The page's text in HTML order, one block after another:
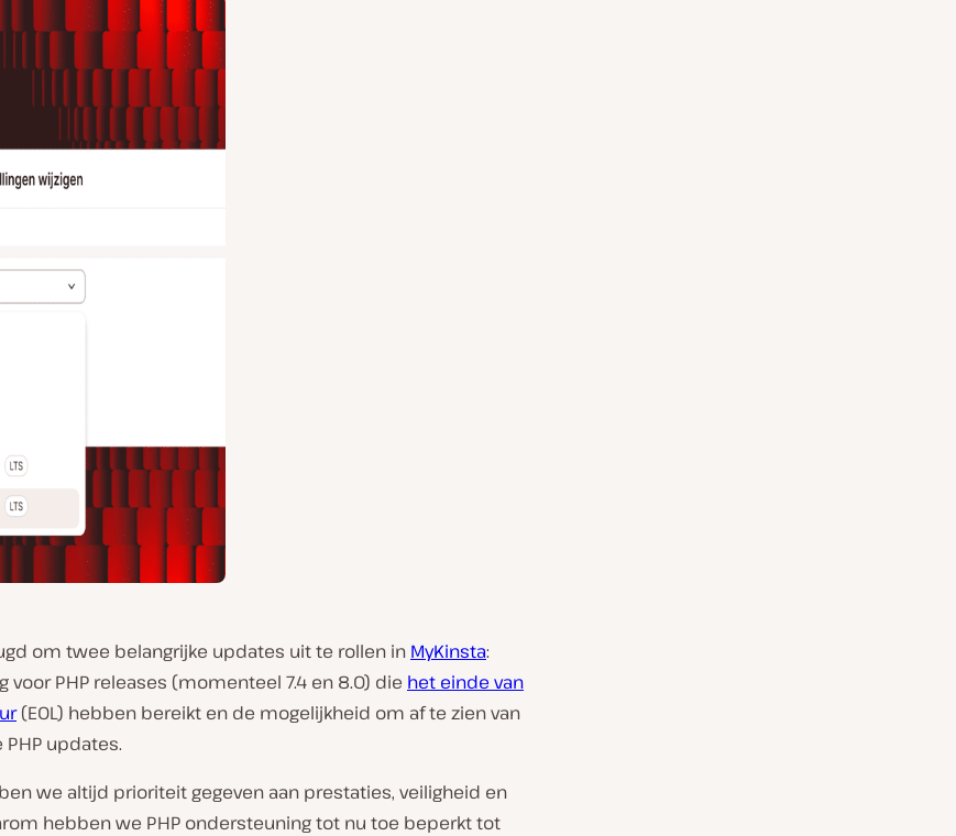
om twee belangrijke updates uit te rollen in MyKinsta:
voor PHP releases (momenteel 7.4 en 8.0) die het einde van
(EOL) hebben bereikt en de mogelijkheid om af te zien van
updates.
we altijd prioriteit gegeven aan prestaties, veiligheid en
hebben we PHP ondersteuning tot nu toe beperkt tot